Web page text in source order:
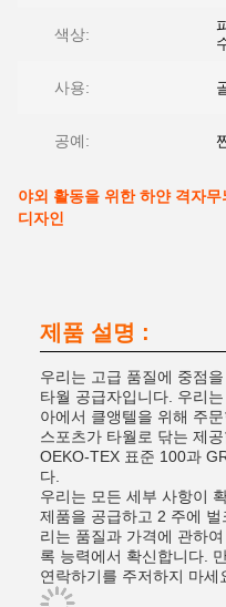
색상:
사용:
공예:
야외 활동을 위한 하얀 격자
디자인
제품 설명 :
우리는 고급 품질에 중점
타월 공급자입니다. 우리
아에서 클앵텔을 위해 주
스포츠가 타월로 닦는 제
OEKO-TEX 표준 100과
다.
우리는 모든 세부 사항이
제품을 공급하고 2 주에
리는 품질과 가격에 관하
록 능력에서 확신합니다.
연락하기를 주저하지 마세